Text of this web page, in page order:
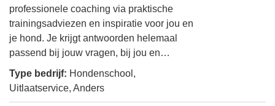
professionele coaching via praktische
trainingsadviezen en inspiratie voor jou en
je hond. Je krijgt antwoorden helemaal
passend bij jouw vragen, bij jou en…
Type bedrijf: Hondenschool,
Uitlaatservice, Anders